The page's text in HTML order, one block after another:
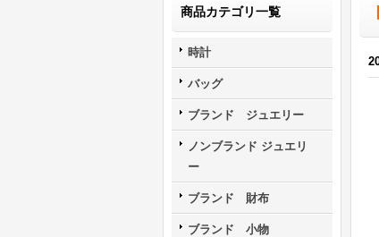
商品カテゴリ一覧
時計
バッグ
ブランド ジュエリー
ノンブランド ジュエリ
ー
ブランド 財布
ブランド 小物